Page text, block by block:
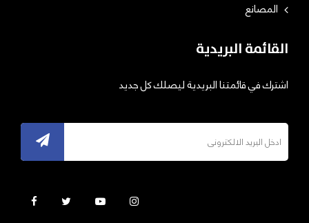
المصانع
القائمة البريدية
اشترك في قائمتنا البريدية ليصلك كل جديد